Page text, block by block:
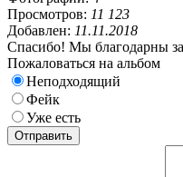
Просмотров: 11 123
Добавлен: 11.11.2018
Спасибо! Мы благодарны
Пожаловаться на альбом
Неподходящий
Фейк
Уже есть